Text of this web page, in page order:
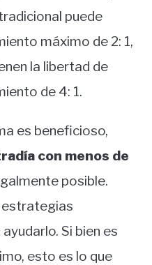
puede
máximo de 2: 1,
la libertad de
de 4: 1.
es beneficioso,
con menos de
posible.
estrategias
Si bien es
esto es lo que